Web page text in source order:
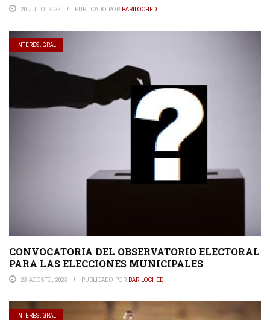
20 JULIO, 2022 PUBLICADO POR BARILOCHED
INTERES. GRAL.
CONVOCATORIA DEL OBSERVATORIO ELECTORAL
PARA LAS ELECCIONES MUNICIPALES
23 AGOSTO, 2023 PUBLICADO POR BARILOCHED
INTERES. GRAL.